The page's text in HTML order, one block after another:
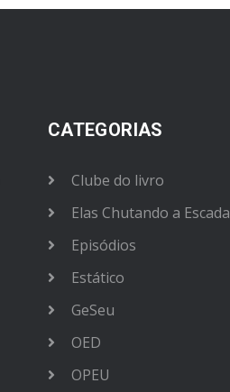
CATEGORIAS
Clube do livro
Elas Chutando a Escada
Episódios
Estático
GeSeu
OED
OPEU